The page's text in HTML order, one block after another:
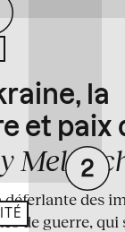
la
et paix
des
de guerre, qui